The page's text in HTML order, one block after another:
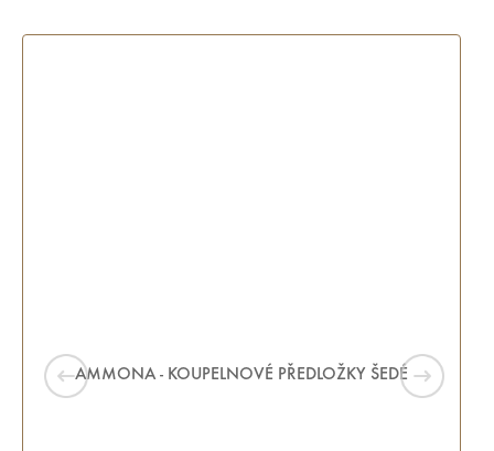
AMMONA - KOUPELNOVÉ PŘEDLOŽKY ŠEDÉ